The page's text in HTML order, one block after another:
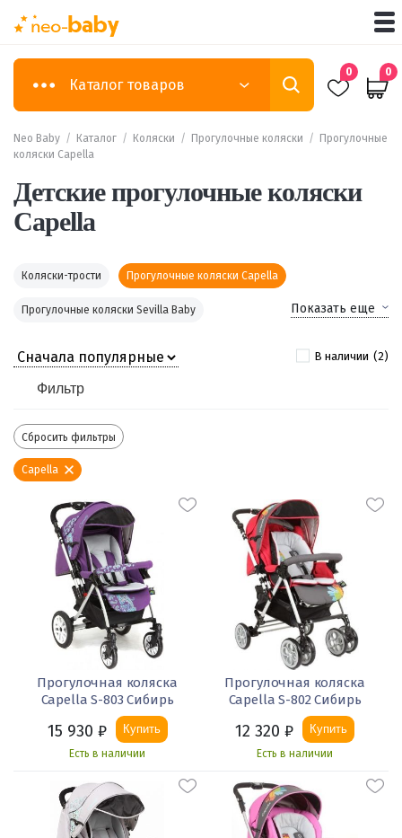
Каталог товаров
0 0
Neo Baby / Каталог / Коляски / Прогулочные коляски /
Прогулочные
коляски Capella
Детские прогулочные коляски
Capella
Коляски-трости Прогулочные коляски Capella
Прогулочные коляски Sevilla Baby Показать еще
В наличии (2)
Фильтр
Сбросить фильтры
Capella
Прогулочная коляска
Capella S-803 Сибирь
15 930 ₽ Купить
Есть в наличии
Прогулочная коляска
Capella S-802 Сибирь
12 320 ₽ Купить
Есть в наличии